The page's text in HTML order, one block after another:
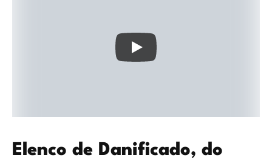
Elenco de Danificado, do